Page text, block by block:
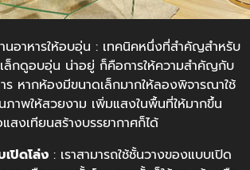
นอาหารให้อบอุ่น : เทคนิคหนึ่งที่สำคัญสำหรับ
ล็กดูอบอุ่น น่าอยู่ ก็คือการให้ความสำคัญกับ
ร หากห้องมีขนาดเล็กมากให้ลองพิจารณาใช้
ภาพให้สวยงาม เพิ่มแสงในพื้นที่ให้มากขึ้น
แสงเทียนสร้างบรรยากาศก็ได้
ปิดโล่ง : เราสามารถใช้ชั้นวางของแบบเปิด